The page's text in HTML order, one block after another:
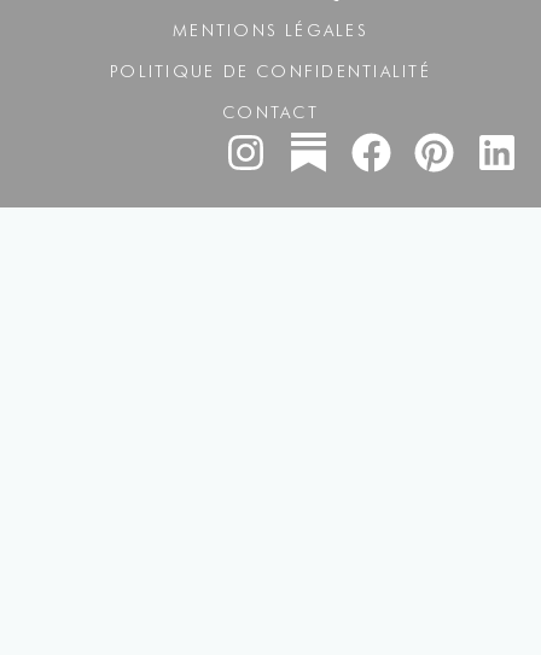
MENTIONS LÉGALES
POLITIQUE DE CONFIDENTIALITÉ
CONTACT